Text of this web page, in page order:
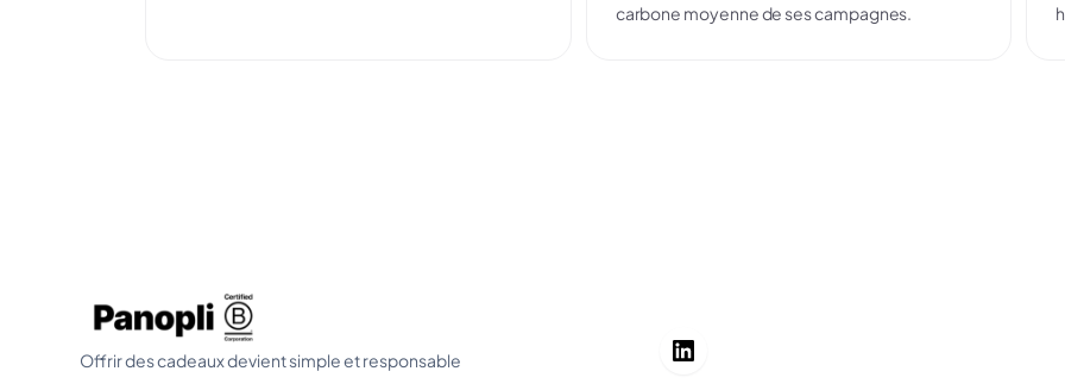
carbone moyenne de ses campagnes.
Offrir des cadeaux devient simple et responsable